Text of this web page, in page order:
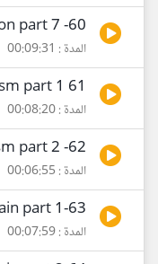
60- encapsulation part 7
المدة : 00:09:31
61 polymorphism part 1
المدة : 00:08:20
62- polymorphism part 2
المدة : 00:06:55
63-main part 1
المدة : 00:07:59